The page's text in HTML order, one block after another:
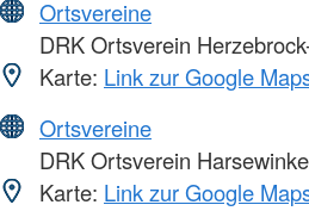
Ortsvereine
DRK Ortsverein
Karte: Link zur Google
Ortsvereine
DRK Ortsverein
Karte: Link zur Google